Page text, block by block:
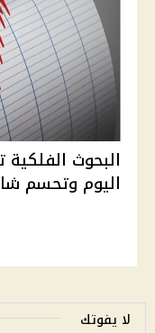
البحوث
اليوم وتحسم
لا يفوتك